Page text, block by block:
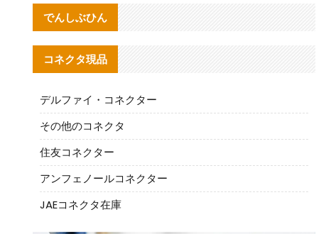
でんしぶひん
コネクタ現品
デルファイ・コネクター
その他のコネクタ
住友コネクター
アンフェノールコネクター
JAEコネクタ在庫